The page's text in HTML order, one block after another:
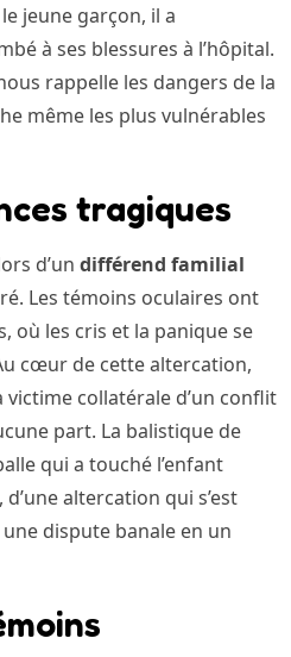
jeune garçon, il a
à ses blessures à l’hôpital.
rappelle les dangers de la
même les plus vulnérables
tragiques
d’un différend familial
Les témoins oculaires ont
où les cris et la panique se
cœur de cette altercation,
victime collatérale d’un conflit
part. La balistique de
qui a touché l’enfant
altercation qui s’est
dispute banale en un